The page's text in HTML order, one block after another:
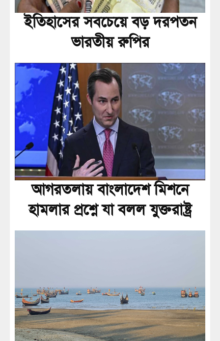
ইতিহাসের সবচেয়ে বড় দরপতন
ভারতীয় রুপির
আগরতলায় বাংলাদেশ মিশনে
হামলার প্রশ্নে যা বলল যুক্তরাষ্ট্র